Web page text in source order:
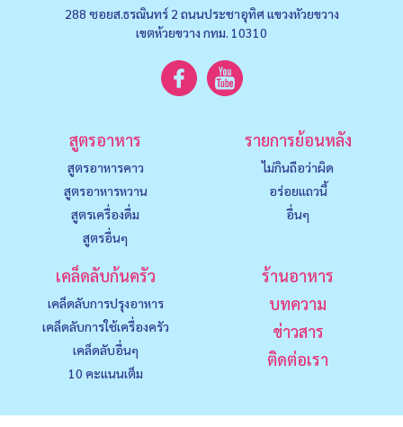
288 ซอยส.ธรณินทร์ 2 ถนนประชาอุทิศ แขวงหัวยขวาง
เขตห้วยขวาง กทม. 10310
สูตรอาหาร
สูตรอาหารคาว
สูตรอาหารหวาน
สูตรเครื่องดื่ม
สูตรอื่นๆ
รายการย้อนหลัง
ไม่กินถือว่าผิด
อร่อยแถวนี้
อื่นๆ
เคล็ดลับก้นครัว
เคล็ดลับการปรุงอาหาร
เคล็ดลับการใช้เครื่องครัว
เคล็ดลับอื่นๆ
10 คะแนนเต็ม
ร้านอาหาร
บทความ
ข่าวสาร
ติดต่อเรา